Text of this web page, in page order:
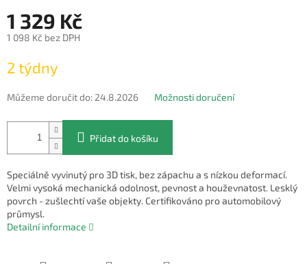
1 329 Kč
1 098 Kč bez DPH
cena:
2 týdny
Můžeme doručit do:24.8.2026 Možnosti doručení
Přidat do košíku
Speciálně vyvinutý pro 3D tisk, bez zápachu a s nízkou deformací.
Velmi vysoká mechanická odolnost, pevnost a houževnatost. Lesklý
povrch - zušlechtí vaše objekty. Certifikováno pro automobilový
průmysl.
Detailní informace